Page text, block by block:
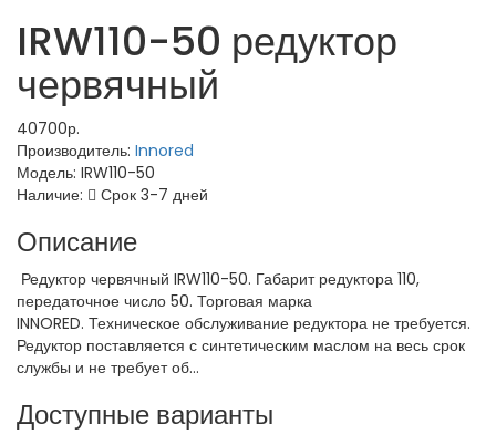
IRW110-50 редуктор
червячный
40700р.
Производитель: Innored
Модель: IRW110-50
Наличие:
Срок 3-7 дней
Описание
Редуктор червячный IRW110-50. Габарит редуктора 110,
передаточное число 50. Торговая марка
INNORED. Техническое обслуживание редуктора не требуется.
Редуктор поставляется с синтетическим маслом на весь срок
службы и не требует об...
Доступные варианты